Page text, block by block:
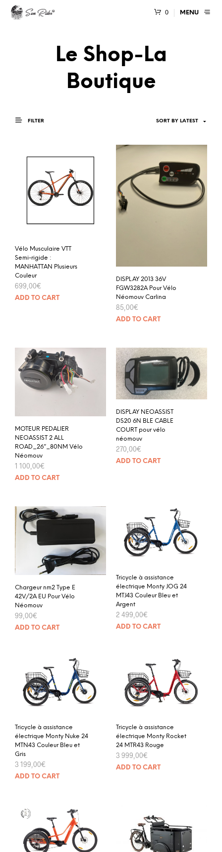
0 MENU
Le Shop-La
Boutique
FILTER
Vélo Musculaire VTT
Semi-rigide :
MANHATTAN Plusieurs
Couleur
699,00€
ADD TO CART
DISPLAY 2013 36V
FGW3282A Pour Vélo
Néomouv Carlina
85,00€
ADD TO CART
MOTEUR PEDALIER
NEOASSIST 2 ALL
ROAD_26”_80NM Vélo
Néomouv
1 100,00€
ADD TO CART
DISPLAY NEOASSIST
DS20 6N BLE CABLE
COURT pour vélo
néomouv
270,00€
ADD TO CART
Chargeur nm2 Type E
42V/2A EU Pour Vélo
Néomouv
99,00€
ADD TO CART
Tricycle à assistance
électrique Monty JOG 24
MTJ43 Couleur Bleu et
Argent
2 499,00€
ADD TO CART
Tricycle à assistance
électrique Monty Nuke 24
MTN43 Couleur Bleu et
Gris
3 199,00€
ADD TO CART
Tricycle à assistance
électrique Monty Rocket
24 MTR43 Rouge
3 999,00€
ADD TO CART